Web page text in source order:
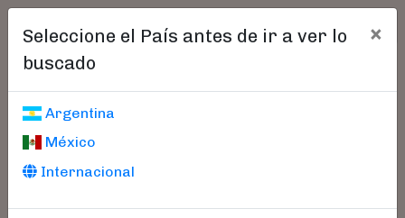
Seleccione el País antes de ir a ver lo
buscado
×
Argentina
México
Internacional
Libros encontrados
Parámetros